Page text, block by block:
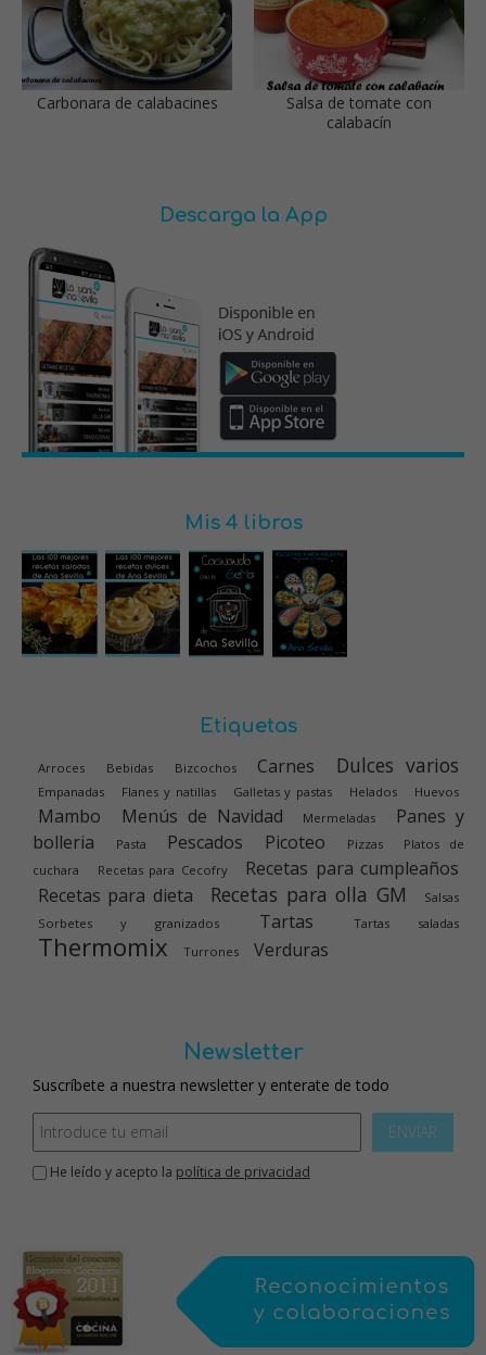
Carbonara de calabacines
Salsa de tomate con
calabacín
Descarga la App
Mis 4 libros
Etiquetas
Arroces Bebidas Bizcochos Carnes Dulces varios
Empanadas Flanes y natillas Galletas y pastas Helados Huevos
Mambo Menús de Navidad Mermeladas
Panes y
bolleria
Pasta Pescados Picoteo Pizzas
Platos de
cuchara
Recetas para Cecofry
Recetas para cumpleaños
Recetas para dieta
Recetas para olla GM
Salsas
Sorbetes y granizados
Tartas Tartas saladas
Thermomix Turrones Verduras
Newsletter
Suscríbete a nuestra newsletter y enterate de todo
ENVIAR
He leído y acepto la política de privacidad